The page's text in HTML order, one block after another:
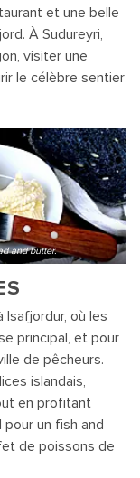
et une belle
À Sudureyri,
visiter une
le célèbre sentier
and butter.
où les
principal, et pour
de pêcheurs.
islandais,
en profitant
un fish and
de poissons de